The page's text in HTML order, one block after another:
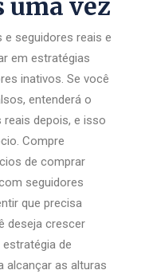
uma vez
seguidores reais e
em estratégias
inativos. Se você
entenderá o
depois, e isso
Compre
de comprar
seguidores
que precisa
deseja crescer
de
alcançar as alturas